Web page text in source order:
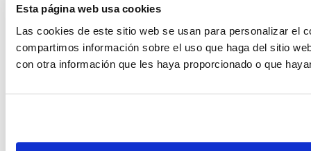
Esta página web usa cookies
Las cookies de este sitio web se usan para personalizar el
compartimos información sobre el uso que haga del sitio
con otra información que les haya proporcionado o que